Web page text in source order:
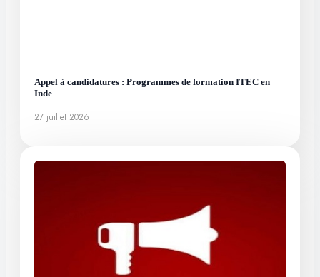
Appel à candidatures : Programmes de formation ITEC en
Inde
27 juillet 2026